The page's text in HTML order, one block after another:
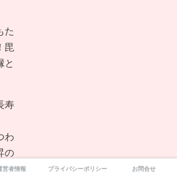
た
毘
と
寿
わ
の
営者情報 プライバシーポリシー お問合せ